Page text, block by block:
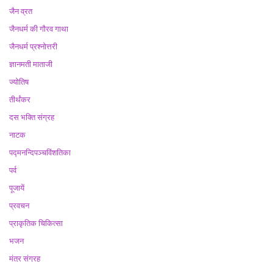
जैन व्रत
जैनधर्म की गौरव गाथा
जैनधर्म प्रश्नोत्तरी
ज्ञानमती माताजी
ज्योतिष
तीर्थंकर
दस भक्ति संग्रह
नाटक
पद्मनन्दिपञ्चविंशतिका
पर्व
पूजायें
प्रवचन
प्राकृतिक चिकित्सा
भजन
मंत्र संग्रह